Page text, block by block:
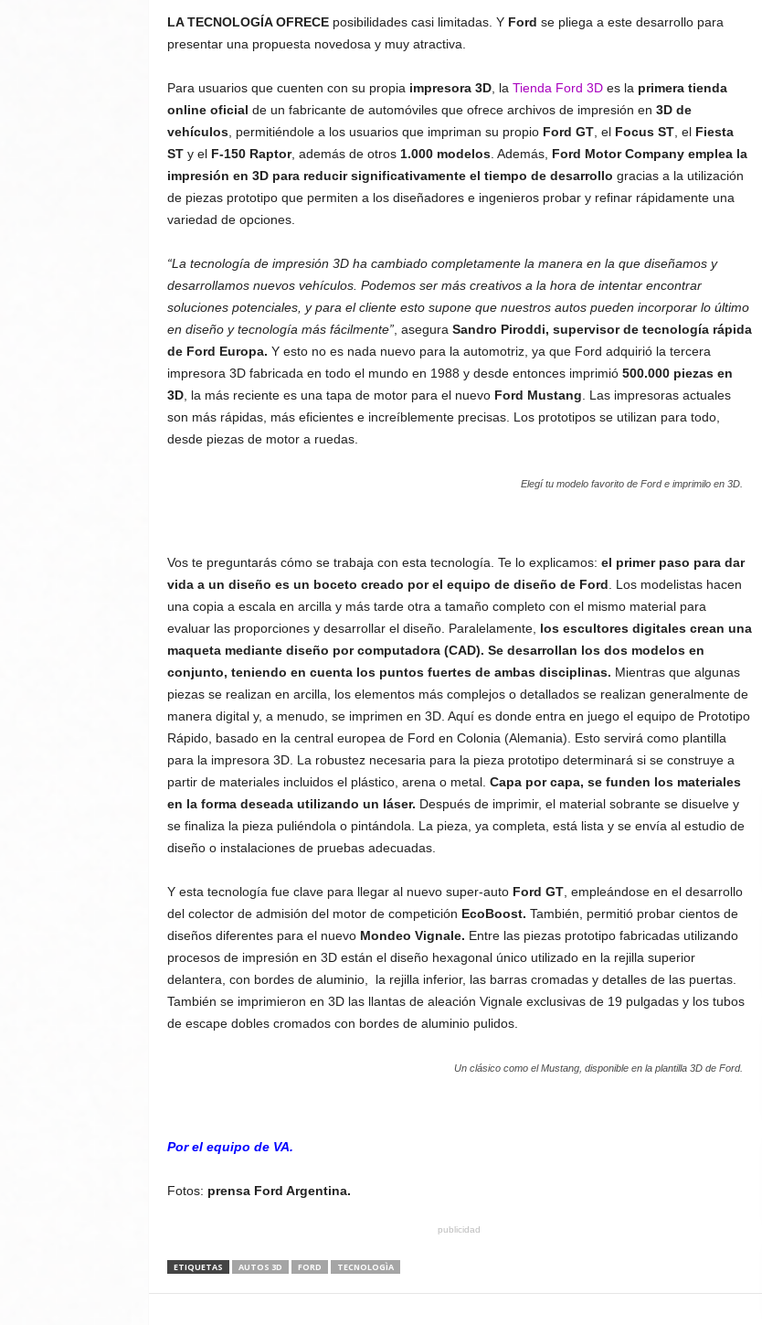
LA TECNOLOGÍA OFRECEposibilidades casi limitadas. Y Ford se pliega a este desarrollo para
presentar una propuesta novedosa y muy atractiva.
Para usuarios que cuenten con su propia impresora 3D, la Tienda Ford 3Des la primera tienda
online oficial de un fabricante de automóviles que ofrece archivos de impresión en 3D de
vehículos, permitiéndole a los usuarios que impriman su propio Ford GT, elFocus ST, el Fiesta
STy el F-150 Raptor, además de otros 1.000 modelos. Además, Ford Motor Company emplea la
impresión en 3D para reducir significativamente el tiempo de desarrollo gracias a la utilización
de piezas prototipo que permiten a los diseñadores e ingenieros probar y refinar rápidamente una
variedad de opciones.
“La tecnología de impresión 3D ha cambiado completamente la manera en la que diseñamos y
desarrollamos nuevos vehículos. Podemos ser más creativos a la hora de intentar encontrar
soluciones potenciales, y para el cliente esto supone que nuestros autos pueden incorporar lo último
en diseño y tecnología más fácilmente”, asegura Sandro Piroddi, supervisor de tecnología rápida
de Ford Europa. Y esto no es nada nuevo para la automotriz, ya que Ford adquirió la tercera
impresora 3D fabricada en todo el mundo en 1988 y desde entonces imprimió 500.000 piezas en
3D, la más reciente es una tapa de motor para el nuevoFord Mustang . Las impresoras actuales
son más rápidas, más eficientes e increíblemente precisas. Los prototipos se utilizan para todo,
desde piezas de motor a ruedas.
Elegí tu modelo favorito de Ford e imprimilo en 3D.
Vos te preguntarás cómo se trabaja con esta tecnología. Te lo explicamos: el primer paso para dar
vida a un diseño es un boceto creado por el equipo de diseño de Ford . Los modelistas hacen
una copia a escala en arcilla y más tarde otra a tamaño completo con el mismo material para
evaluar las proporciones y desarrollar el diseño. Paralelamente, los escultores digitales crean una
maqueta mediante diseño por computadora (CAD). Se desarrollan los dos modelos en
conjunto, teniendo en cuenta los puntos fuertes de ambas disciplinas. Mientras que algunas
piezas se realizan en arcilla, los elementos más complejos o detallados se realizan generalmente de
manera digital y, a menudo, se imprimen en 3D. Aquí es donde entra en juego el equipo de Prototipo
Rápido, basado en la central europea de Ford en Colonia (Alemania). Esto servirá como plantilla
para la impresora 3D. La robustez necesaria para la pieza prototipo determinará si se construye a
partir de materiales incluidos el plástico, arena o metal. Capa por capa, se funden los materiales
en la forma deseada utilizando un láser. Después de imprimir, el material sobrante se disuelve y
se finaliza la pieza puliéndola o pintándola. La pieza, ya completa, está lista y se envía al estudio de
diseño o instalaciones de pruebas adecuadas.
Y esta tecnología fue clave para llegar al nuevo super-auto Ford GT, empleándose en el desarrollo
del colector de admisión del motor de competición EcoBoost. También, permitió probar cientos de
diseños diferentes para el nuevo Mondeo Vignale. Entre las piezas prototipo fabricadas utilizando
procesos de impresión en 3D están el diseño hexagonal único utilizado en la rejilla superior
delantera, con bordes de aluminio, la rejilla inferior, las barras cromadas y detalles de las puertas.
También se imprimieron en 3D las llantas de aleación Vignale exclusivas de 19 pulgadas y los tubos
de escape dobles cromados con bordes de aluminio pulidos.
Un clásico como el Mustang, disponible en la plantilla 3D de Ford.
Por el equipo de VA.
Fotos: prensa Ford Argentina.
publicidad
ETIQUETAS AUTOS 3D FORD TECNOLOGÌA